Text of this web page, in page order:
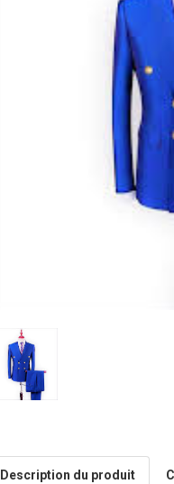
Description du produit